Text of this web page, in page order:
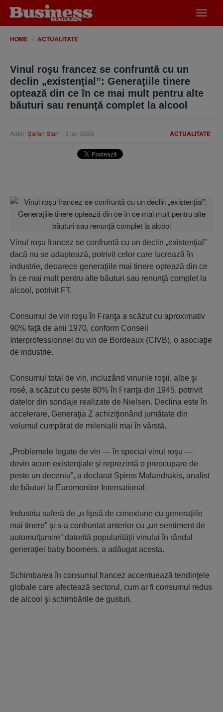
meniu
HOME ACTUALITATE
Vinul roşu francez se confruntă cu un
declin „existenţial”: Generaţiile tinere
optează din ce în ce mai mult pentru alte
băuturi sau renunţă complet la alcool
ACTUALITATE
Autor: Ştefan Stan 3 ian 2025
Vinul roşu francez se confruntă cu un declin „existenţial”
dacă nu se adaptează, potrivit celor care lucrează în
industrie, deoarece generaţiile mai tinere optează din ce
în ce mai mult pentru alte băuturi sau renunţă complet la
alcool, potrivit FT.
Consumul de vin roşu în Franţa a scăzut cu aproximativ
90% faţă de anii 1970, conform Conseil
Interprofessionnel du vin de Bordeaux (CIVB), o asociaţie
de industrie.
Consumul total de vin, incluzând vinurile roşii, albe şi
rosé, a scăzut cu peste 80% în Franţa din 1945, potrivit
datelor din sondaje realizate de Nielsen. Declina este în
accelerare, Generaţia Z achiziţionând jumătate din
volumul cumpărat de milenialii mai în vârstă.
„Problemele legate de vin — în special vinul roşu —
devin acum existenţiale şi reprezintă o preocupare de
peste un deceniu”, a declarat Spiros Malandrakis, analist
de băuturi la Euromonitor International.
Industria suferă de „o lipsă de conexiune cu generaţiile
mai tinere” şi s-a confruntat anterior cu „un sentiment de
automulţumire” datorită popularităţii vinului în rândul
generaţiei baby boomers, a adăugat acesta.
Schimbarea în consumul francez accentuează tendinţele
globale care afectează sectorul, cum ar fi consumul redus
de alcool şi schimbările de gusturi.